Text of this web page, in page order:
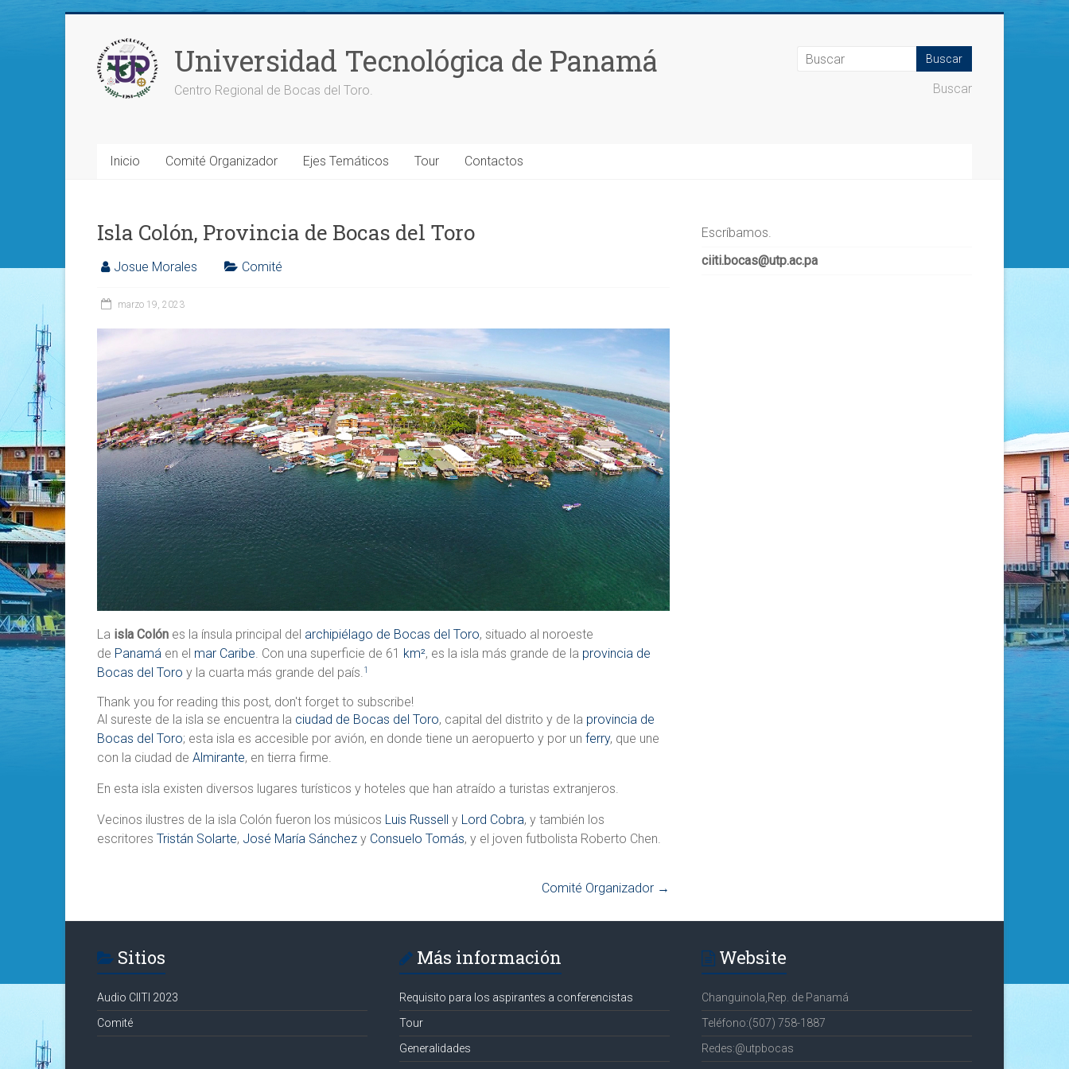
contenido
Universidad Tecnológica de Panamá
Centro Regional de Bocas del Toro. Buscar
Inicio Comité Organizador Ejes Temáticos Tour Contactos
Isla Colón, Provincia de Bocas del Toro
Josue Morales Comité
marzo 19, 2023
La isla Colón es la ínsula principal del archipiélago de Bocas del Toro, situado al noroeste
de Panamá en el mar Caribe. Con una superficie de 61 km², es la isla más grande de la provincia de
Bocas del Toro y la cuarta más grande del país.1
Thank you for reading this post, don't forget to subscribe!
Al sureste de la isla se encuentra la ciudad de Bocas del Toro, capital del distrito y de la provincia de
Bocas del Toro; esta isla es accesible por avión, en donde tiene un aeropuerto y por un ferry, que une
con la ciudad de Almirante, en tierra firme.
En esta isla existen diversos lugares turísticos y hoteles que han atraído a turistas extranjeros.
Vecinos ilustres de la isla Colón fueron los músicos Luis Russell y Lord Cobra, y también los
escritores Tristán Solarte, José María Sánchez y Consuelo Tomás, y el joven futbolista Roberto Chen.
Comité Organizador →
Escríbamos.
ciiti.bocas@utp.ac.pa
Sitios
Audio CIITI 2023
Comité
Más información
Requisito para los aspirantes a conferencistas
Tour
Generalidades
Website
Changuinola,Rep. de Panamá
Teléfono:(507) 758-1887
Redes:@utpbocas